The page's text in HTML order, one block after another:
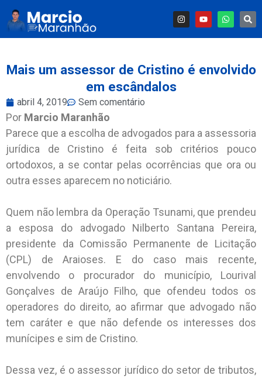
Mais um assessor de Cristino é envolvido
em escândalos
abril 4, 2019 Sem comentário
Por Marcio Maranhão
Parece que a escolha de advogados para a assessoria
jurídica de Cristino é feita sob critérios pouco
ortodoxos, a se contar pelas ocorrências que ora ou
outra esses aparecem no noticiário.
Quem não lembra da Operação Tsunami, que prendeu
a esposa do advogado Nilberto Santana Pereira,
presidente da Comissão Permanente de Licitação
(CPL) de Araioses. E do caso mais recente,
envolvendo o procurador do município, Lourival
Gonçalves de Araújo Filho, que ofendeu todos os
operadores do direito, ao afirmar que advogado não
tem caráter e que não defende os interesses dos
munícipes e sim de Cristino.
Dessa vez, é o assessor jurídico do setor de tributos,